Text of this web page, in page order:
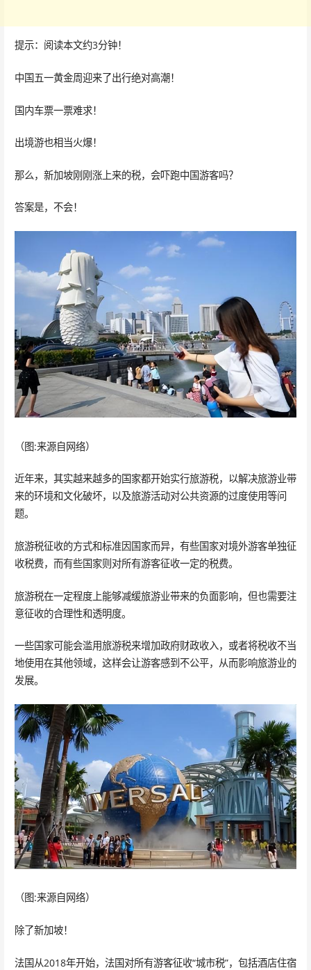
提示：阅读本文约3分钟！
中国五一黄金周迎来了出行绝对高潮！
国内车票一票难求！
出境游也相当火爆！
那么，新加坡刚刚涨上来的税，会吓跑中国游客吗？
答案是，不会！
（图:来源自网络）
近年来，其实越来越多的国家都开始实行旅游税，以解决旅游业带
来的环境和文化破坏，以及旅游活动对公共资源的过度使用等问
题。
旅游税征收的方式和标准因国家而异，有些国家对境外游客单独征
收税费，而有些国家则对所有游客征收一定的税费。
旅游税在一定程度上能够减缓旅游业带来的负面影响，但也需要注
意征收的合理性和透明度。
一些国家可能会滥用旅游税来增加政府财政收入，或者将税收不当
地使用在其他领域，这样会让游客感到不公平，从而影响旅游业的
发展。
（图:来源自网络）
除了新加坡！
法国从2018年开始，法国对所有游客征收“城市税”，包括酒店住宿